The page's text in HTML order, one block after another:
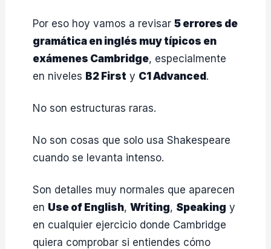
Por eso hoy vamos a revisar5 errores de
gramática en inglés muy típicos en
exámenes Cambridge, especialmente
en niveles B2 First y C1 Advanced.
No son estructuras raras.
No son cosas que solo usa Shakespeare
cuando se levanta intenso.
Son detalles muy normales que aparecen
en Use of English,Writing, Speaking y
en cualquier ejercicio donde Cambridge
quiera comprobar si entiendes cómo